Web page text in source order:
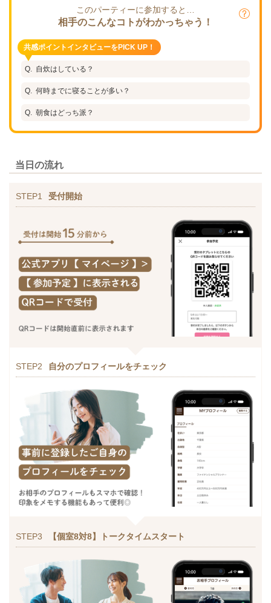
このパーティーに参加すると…
相手のこんなコトがわかっちゃう！
共感ポイントインタビューをPICK UP！
自炊はしている？
何時までに寝ることが多い？
朝食はどっち派？
当日の流れ
STEP1 受付開始
STEP2 自分のプロフィールをチェック
STEP3 【個室8対8】トークタイムスタート